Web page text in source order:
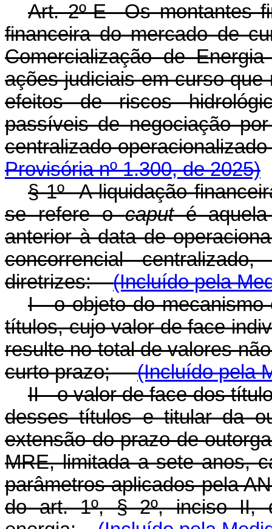
Art. 2º-E Os montantes
financeira do mercado de
Comercialização de
ações judiciais em curso
efeitos de riscos
passíveis de negociação
centralizado
Provisória nº 1.300, de 2025)
§ 1º A liquidação
se refere ocaputé aquela
anterior à data de
concorrencial
diretrizes:(Incluído pela
I - o objeto do
títulos, cujo valor de face
resulte no total de valores
curto prazo;(Incluído pela
II - o valor de face dos
desses títulos e titular da
extensão do prazo de
MRE, limitada a sete anos,
parâmetros aplicados pela
do art. 1º, § 2º, inciso II,